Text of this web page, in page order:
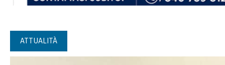
ATTUALITÀ